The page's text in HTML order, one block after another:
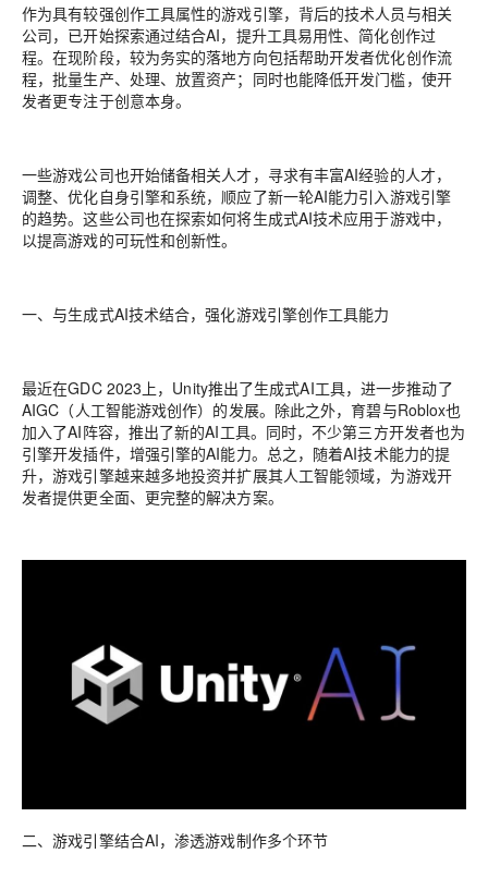
作为具有较强创作工具属性的游戏引擎，背后的技术人员与相关
公司，已开始探索通过结合AI，提升工具易用性、简化创作过
程。在现阶段，较为务实的落地方向包括帮助开发者优化创作流
程，批量生产、处理、放置资产；同时也能降低开发门槛，使开
发者更专注于创意本身。
一些游戏公司也开始储备相关人才，寻求有丰富AI经验的人才，
调整、优化自身引擎和系统，顺应了新一轮AI能力引入游戏引擎
的趋势。这些公司也在探索如何将生成式AI技术应用于游戏中，
以提高游戏的可玩性和创新性。
一、与生成式AI技术结合，强化游戏引擎创作工具能力
最近在GDC 2023上，Unity推出了生成式AI工具，进一步推动了
AIGC（人工智能游戏创作）的发展。除此之外，育碧与Roblox也
加入了AI阵容，推出了新的AI工具。同时，不少第三方开发者也为
引擎开发插件，增强引擎的AI能力。总之，随着AI技术能力的提
升，游戏引擎越来越多地投资并扩展其人工智能领域，为游戏开
发者提供更全面、更完整的解决方案。
二、游戏引擎结合AI，渗透游戏制作多个环节